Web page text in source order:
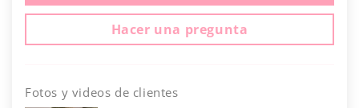
Hacer una pregunta
Fotos y videos de clientes